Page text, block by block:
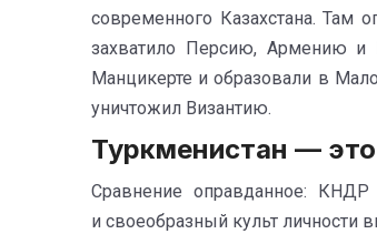
современного Казахстана.
захватило Персию, Армению и
Манцикерте и образовали в
уничтожил Византию.
Туркменистан —
Сравнение оправданное:
и своеобразный культ личности